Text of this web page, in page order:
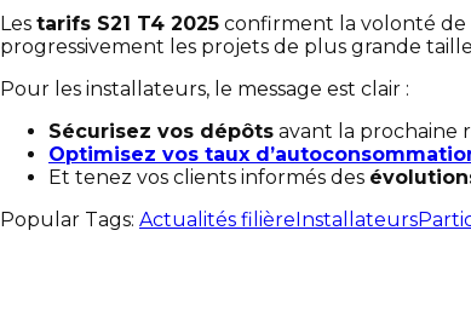
Les tarifs S21 T4 2025 confirment la volonté de
progressivement les projets de plus grande
Pour les installateurs, le message est clair :
Sécurisez vos dépôts avant la prochaine
Optimisez vos taux
Et tenez vos clients informés des
Popular Tags: Actualités filièreInstallateurs